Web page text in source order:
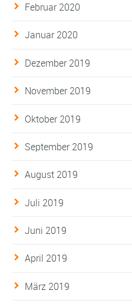
Februar 2020
Januar 2020
Dezember 2019
November 2019
Oktober 2019
September 2019
August 2019
Juli 2019
Juni 2019
April 2019
März 2019